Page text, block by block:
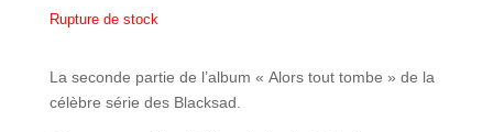
Rupture de stock
La seconde partie de l’album « Alors tout tombe » de la
célèbre série des Blacksad.